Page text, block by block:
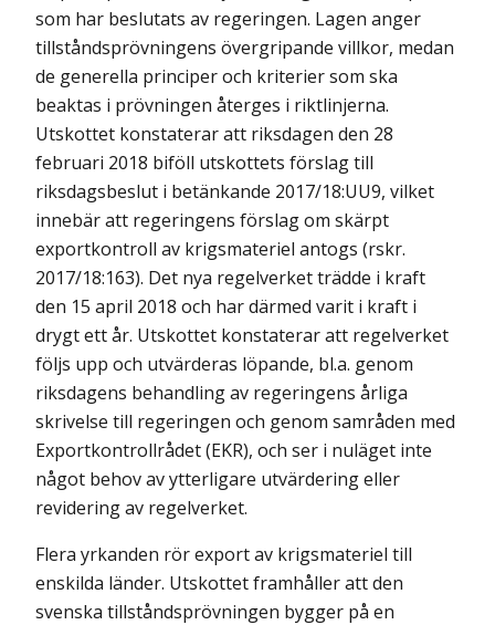
som har beslutats av regeringen. Lagen anger
tillståndsprövningens övergripande villkor, medan
de generella principer och kriterier som ska
beaktas i prövningen återges i riktlinjerna.
Utskottet konstaterar att riksdagen den 28
februari 2018 biföll utskottets förslag till
riksdagsbeslut i betänkande 2017/18:UU9, vilket
innebär att regeringens förslag om skärpt
exportkontroll av krigsmateriel antogs (rskr.
2017/18:163). Det nya regelverket trädde i kraft
den 15 april 2018 och har därmed varit i kraft i
drygt ett år. Utskottet konstaterar att regelverket
följs upp och utvärderas löpande, bl.a. genom
riksdagens behandling av regeringens årliga
skrivelse till regeringen och genom samråden med
Exportkontrollrådet (EKR), och ser i nuläget inte
något behov av ytterligare utvärdering eller
revidering av regelverket.
Flera yrkanden rör export av krigsmateriel till
enskilda länder. Utskottet framhåller att den
svenska tillståndsprövningen bygger på en